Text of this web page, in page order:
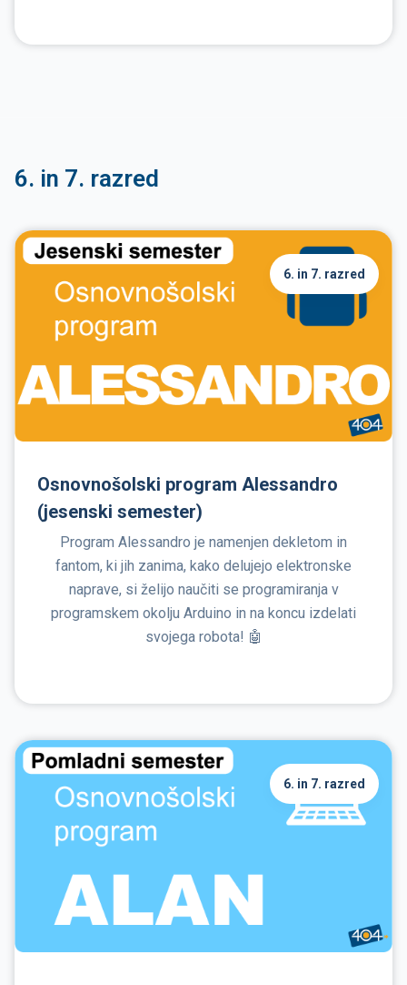
6. in 7. razred
6. in 7. razred
Osnovnošolski program Alessandro
(jesenski semester)
Program Alessandro je namenjen dekletom in
fantom, ki jih zanima, kako delujejo elektronske
naprave, si želijo naučiti se programiranja v
programskem okolju Arduino in na koncu izdelati
svojega robota! 🤖
6. in 7. razred